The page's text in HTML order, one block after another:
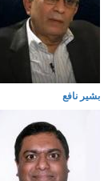
بشير نافع